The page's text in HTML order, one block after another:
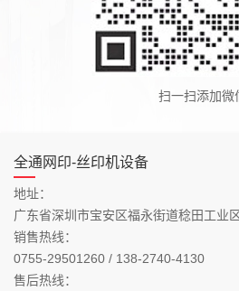
扫一扫添加微
全通网印-丝印机设备
地址：
广东省深圳市宝安区福永街道稔田工业
销售热线：
0755-29501260 / 138-2740-4130
售后热线：